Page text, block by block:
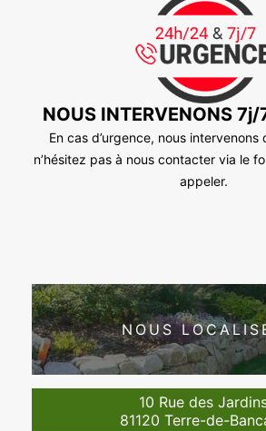
NOUS INTERVENONS
En cas d’urgence, nous intervenons
n’hésitez pas à nous contacter via le
appeler.
NOUS
10 Rue des
81120 Terre-de-